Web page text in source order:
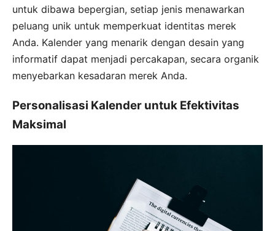
untuk dibawa bepergian, setiap jenis menawarkan
peluang unik untuk memperkuat identitas merek
Anda. Kalender yang menarik dengan desain yang
informatif dapat menjadi percakapan, secara organik
menyebarkan kesadaran merek Anda.
Personalisasi Kalender untuk Efektivitas
Maksimal